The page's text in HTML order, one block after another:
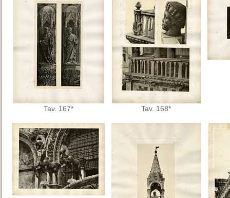
Tav. 167* Tav. 168*